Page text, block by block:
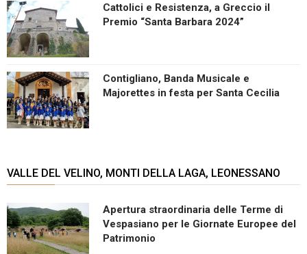
Cattolici e Resistenza, a Greccio il
Premio “Santa Barbara 2024”
Contigliano, Banda Musicale e
Majorettes in festa per Santa Cecilia
VALLE DEL VELINO, MONTI DELLA LAGA, LEONESSANO
Apertura straordinaria delle Terme di
Vespasiano per le Giornate Europee del
Patrimonio